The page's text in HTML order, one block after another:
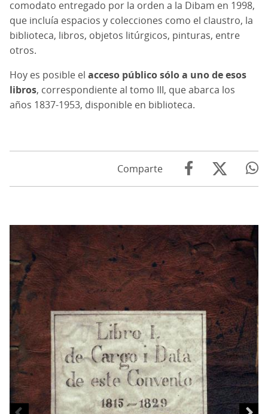
comodato entregado por la orden a la Dibam en 1998,
que incluía espacios y colecciones como el claustro, la
biblioteca, libros, objetos litúrgicos, pinturas, entre
otros.
Hoy es posible el acceso público sólo a uno de esos
libros, correspondiente al tomo III, que abarca los
años 1837-1953, disponible en biblioteca.
Comparte